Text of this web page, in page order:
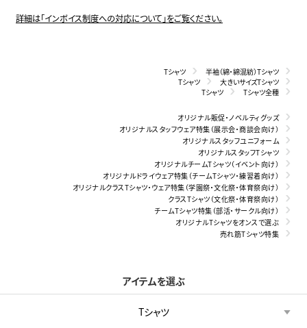
詳細は「インボイス制度への対応について」をご覧ください。
Tシャツ
半袖（綿・綿混紡）Tシャツ
Tシャツ
大きいサイズTシャツ
Tシャツ
Tシャツ全種
オリジナル販促・ノベルティグッズ
オリジナルスタッフウェア特集（展示会・商談会向け）
オリジナルスタッフユニフォーム
オリジナルスタッフTシャツ
オリジナルチームTシャツ（イベント向け）
オリジナルドライウェア特集（チームTシャツ・練習着向け）
オリジナルクラスTシャツ・ウェア特集（学園祭・文化祭・体育祭向け）
クラスTシャツ（文化祭・体育祭向け）
チームTシャツ特集（部活・サークル向け）
オリジナルTシャツをオンスで選ぶ
売れ筋Tシャツ特集
アイテムを選ぶ
Tシャツ